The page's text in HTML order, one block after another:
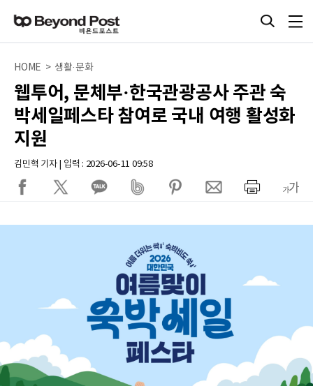
HOME > 생활·문화
웹투어, 문체부·한국관광공사 주관 숙
박세일페스타 참여로 국내 여행 활성화
지원
김민혁 기자 | 입력 : 2026-06-11 09:58